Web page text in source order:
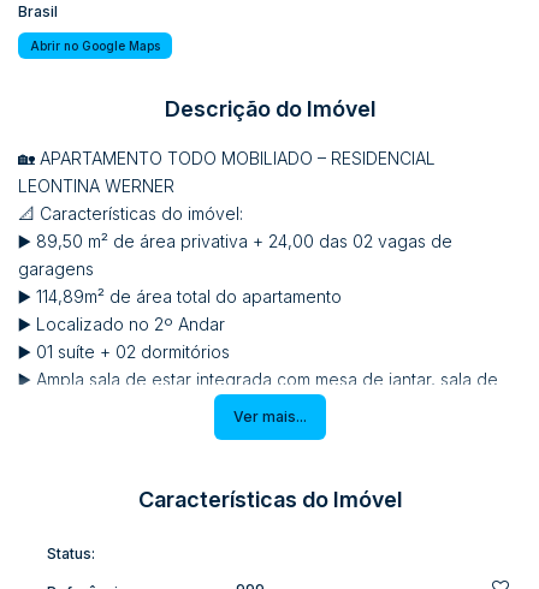
Brasil
Abrir no Google Maps
Descrição do Imóvel
🏡 APARTAMENTO TODO MOBILIADO – RESIDENCIAL
LEONTINA WERNER
📐 Características do imóvel:
▶️ 89,50 m² de área privativa + 24,00 das 02 vagas de
garagens
▶️ 114,89m² de área total do apartamento
▶️ Localizado no 2º Andar
▶️ 01 suíte + 02 dormitórios
▶️ Ampla sala de estar integrada com mesa de jantar, sala de
TV e sacada fechada com Reike
▶️ Sala mobiliada com: móveis sob medida, cristaleira,
condicionados de 18mil BTUs, sofá grande e mesa de jantar 6
▶️ Cozinha planejada com eletros: geladeira, micro-ondas,
Ver mais...
Características do Imóvel
Status: